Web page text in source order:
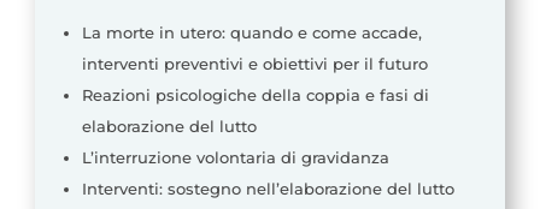
La morte in utero: quando e come accade,
interventi preventivi e obiettivi per il futuro
Reazioni psicologiche della coppia e fasi di
elaborazione del lutto
L’interruzione volontaria di gravidanza
Interventi: sostegno nell’elaborazione del lutto